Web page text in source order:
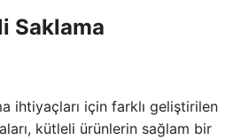
Saklama
ihtiyaçları için farklı geliştirilen
kütleli ürünlerin sağlam bir